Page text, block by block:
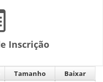
Inscrição
Tamanho
Baixar